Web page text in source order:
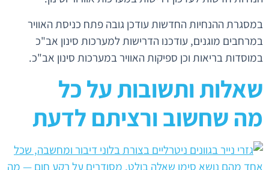
במסגרת ההנחיות החדשות עודכן גובה פתח כניסת האוויר
במרחבים מוגנים, עודכנו הדרישות למערכות סינון אב"כ
במוסדות בריאות וכן ספיקות האוויר במערכות סינון אב"כ.
שאלות ותשובות על כל
מה שחשוב ורציתם לדעת